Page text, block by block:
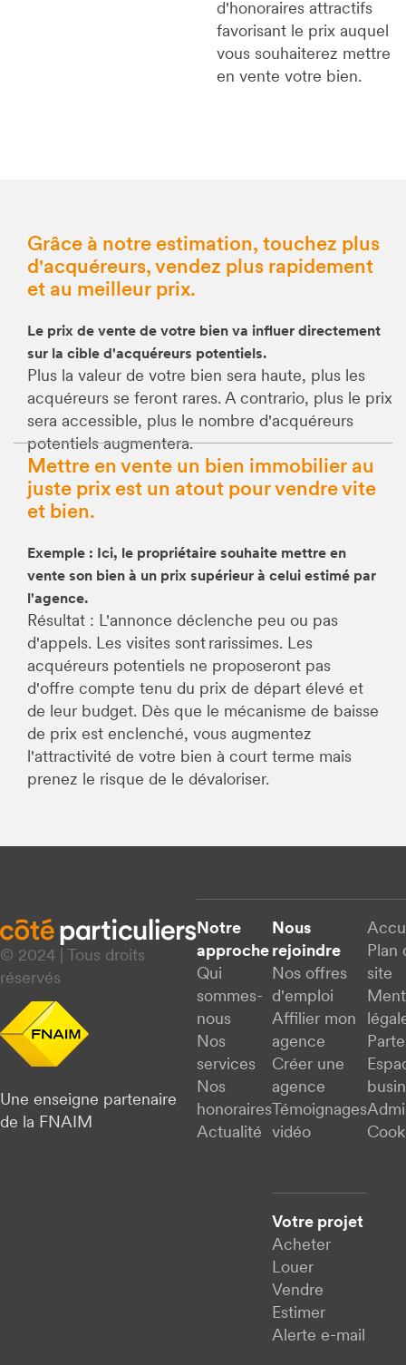
d'honoraires attractifs
favorisant le prix auquel
vous souhaiterez mettre
en vente votre bien.
Grâce à notre estimation, touchez plus
d'acquéreurs, vendez plus rapidement
et au meilleur prix.
Le prix de vente de votre bien va influer directement
sur la cible d'acquéreurs potentiels.
Plus la valeur de votre bien sera haute, plus les
acquéreurs se feront rares. A contrario, plus le prix
sera accessible, plus le nombre d'acquéreurs
potentiels augmentera.
Mettre en vente un bien immobilier au
juste prix est un atout pour vendre vite
et bien.
Exemple : Ici, le propriétaire souhaite mettre en
vente son bien à un prix supérieur à celui estimé par
l'agence.
Résultat : L'annonce déclenche peu ou pas
d'appels. Les visites sont rarissimes. Les
acquéreurs potentiels ne proposeront pas
d'offre compte tenu du prix de départ élevé et
de leur budget. Dès que le mécanisme de baisse
de prix est enclenché, vous augmentez
l'attractivité de votre bien à court terme mais
prenez le risque de le dévaloriser.
© 2024 | Tous droits
réservés
Une enseigne partenaire
de la FNAIM
Notre
approche
Qui
sommes-
nous
Nos
services
Nos
honoraires
Actualité
Nous
rejoindre
Nos offres
d'emploi
Affilier mon
agence
Créer une
agence
Témoignages
vidéo
Votre projet
Acheter
Louer
Vendre
Estimer
Alerte e-mail
Plan
site